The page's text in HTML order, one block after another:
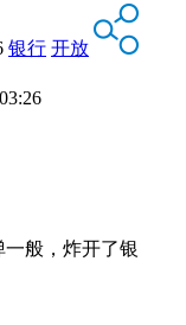
银行 开放
一般，炸开了银